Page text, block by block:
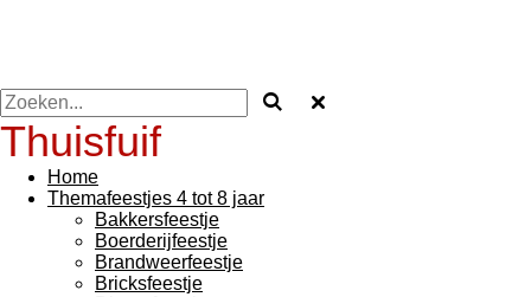
Thuisfuif
Home
Themafeestjes 4 tot 8 jaar
Bakkersfeestje
Boerderijfeestje
Brandweerfeestje
Bricksfeestje